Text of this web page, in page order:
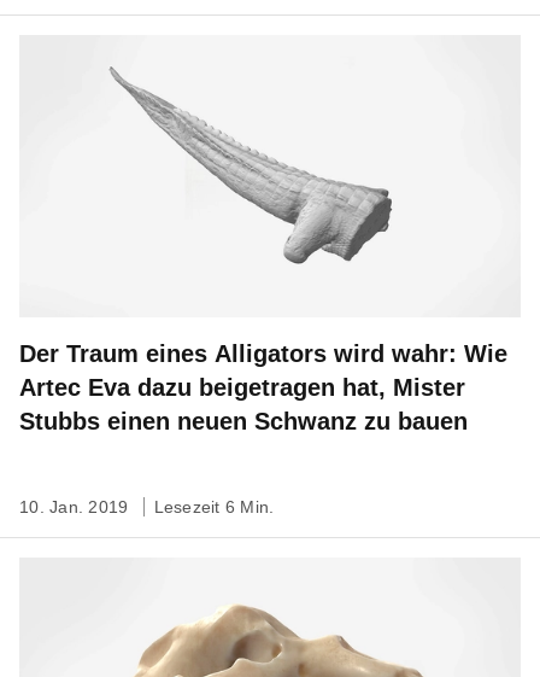
Der Traum eines Alligators wird wahr: Wie
Artec Eva dazu beigetragen hat, Mister
Stubbs einen neuen Schwanz zu bauen
10. Jan. 2019 Lesezeit 6 Min.